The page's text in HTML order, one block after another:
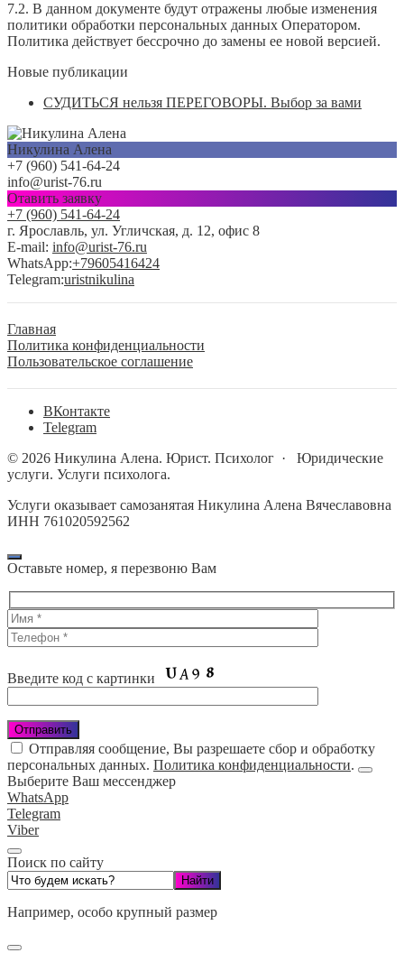
7.2. В данном документе будут отражены любые изменения
политики обработки персональных данных Оператором.
Политика действует бессрочно до замены ее новой версией.
Новые публикации
СУДИТЬСЯ нельзя ПЕРЕГОВОРЫ. Выбор за вами
Никулина Алена
+7 (960) 541-64-24
info@urist-76.ru
Отавить заявку
+7 (960) 541-64-24
г. Ярославль, ул. Угличская, д. 12, офис 8
E-mail: info@urist-76.ru
WhatsApp:+79605416424
Telegram:uristnikulina
Главная
Политика конфиденциальности
Пользовательское соглашение
BКонтакте
Telegram
© 2026 Никулина Алена. Юрист. Психолог · Юридические
услуги. Услуги психолога.
Услуги оказывает самозанятая Никулина Алена Вячеславовна
ИНН 761020592562
Оставьте номер, я перезвоню Вам
Введите код с картинки
Отправляя сообщение, Вы разрешаете сбор и обработку
персональных данных. Политика конфиденциальности.
Выберите Ваш мессенджер
WhatsApp
Telegram
Viber
Поиск по сайту
Например, особо крупный размер